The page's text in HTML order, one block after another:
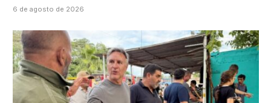
6 de agosto de 2026